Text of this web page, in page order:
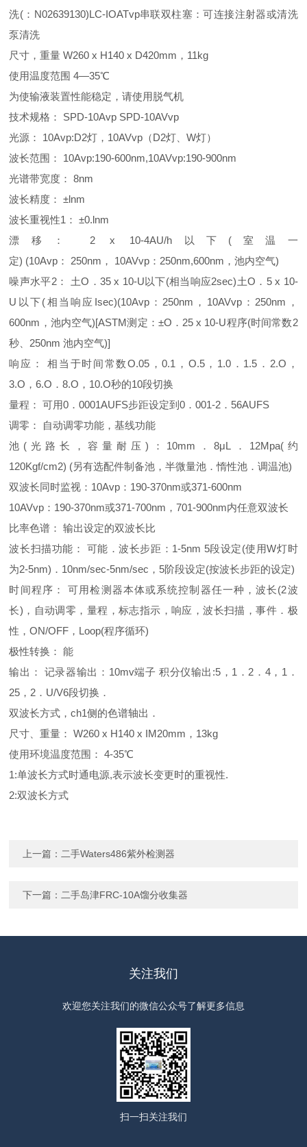
洗(：N02639130)LC-IOATvp串联双柱塞：可连接注射器或清洗
泵清洗
尺寸，重量 W260 x H140 x D420mm，11kg
使用温度范围 4—35℃
为使输液装置性能稳定，请使用脱气机
技术规格： SPD-10Avp SPD-10AVvp
光源： 10Avp:D2灯，10AVvp（D2灯、W灯）
波长范围： 10Avp:190-600nm,10AVvp:190-900nm
光谱带宽度： 8nm
波长精度： ±lnm
波长重视性1： ±0.lnm
漂移： 2 x 10-4AU/h以下(室温一
定) (10Avp： 250nm， 10AVvp：250nm,600nm，池内空气)
噪声水平2： 土O．35 x 10-U以下(相当响应2sec)土O．5 x 10-
U以下(相当响应Isec)(10Avp：250nm，10AVvp：250nm，
600nm，池内空气)[ASTM测定：±O．25 x 10-U程序(时间常数2
秒、250nm 池内空气)]
响应： 相当于时间常数O.05，0.1，O.5，1.0．1.5．2.O，
3.O，6.O．8.O，10.O秒的10段切换
量程： 可用0．0001AUFS步距设定到0．001-2．56AUFS
调零： 自动调零功能，基线功能
池(光路长，容量耐压)：10mm．8μL．12Mpa(约
120Kgf/cm2) (另有选配件制备池，半微量池．惰性池．调温池)
双波长同时监视：10Avp：190-370nm或371-600nm
10AVvp：190-370nm或371-700nm，701-900nm内任意双波长
比率色谱： 输出设定的双波长比
波长扫描功能： 可能．波长步距：1-5nm 5段设定(使用W灯时
为2-5nm)．10nm/sec-5nm/sec，5阶段设定(按波长步距的设定)
时间程序： 可用检测器本体或系统控制器任一种，波长(2波
长)，自动调零，量程，标志指示，响应，波长扫描，事件．极
性，ON/OFF，Loop(程序循环)
极性转换： 能
输出： 记录器输出：10mv端子 积分仪输出:5，1．2．4，1．
25，2．U/V6段切换．
双波长方式，ch1侧的色谱轴出．
尺寸、重量： W260 x H140 x IM20mm，13kg
使用环境温度范围： 4-35℃
1:单波长方式时通电源,表示波长变更时的重视性.
2:双波长方式
上一篇： 二手Waters486紫外检测器
下一篇： 二手岛津FRC-10A馏分收集器
关注我们
欢迎您关注我们的微信公众号了解更多信息
扫一扫关注我们